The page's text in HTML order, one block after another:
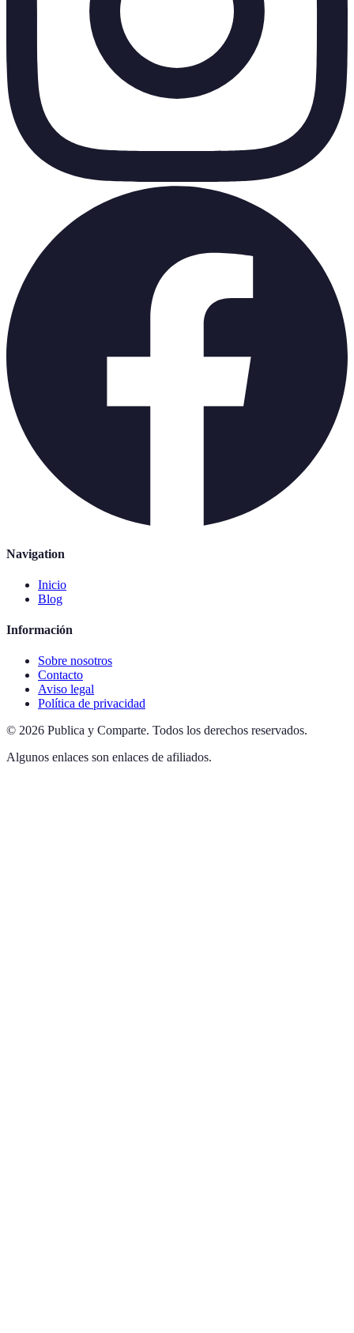
Navigation
Inicio
Blog
Información
Sobre nosotros
Contacto
Aviso legal
Política de privacidad
© 2026 Publica y Comparte. Todos los derechos reservados.
Algunos enlaces son enlaces de afiliados.